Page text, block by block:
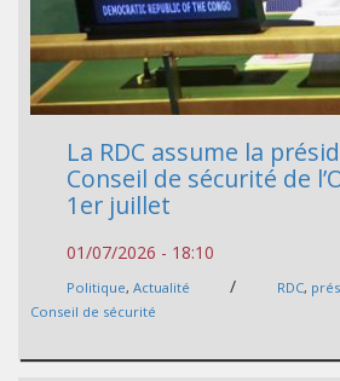
La RDC assume la
Conseil de sécurité de
1er juillet
01/07/2026 - 18:10
Politique, Actualité / RDC,
Conseil de sécurité